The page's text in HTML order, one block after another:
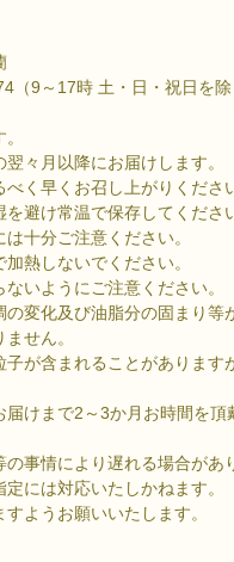
（9～17時 土・日・祝日を除
々月以降にお届けします。
く早くお召し上がりくださ
避け常温で保存してくださ
十分ご注意ください。
熱しないでください。
いようにご注意ください。
変化及び油脂分の固まり等
せん。
が含まれることがあります
けまで2～3か月お時間を頂
事情により遅れる場合があ
には対応いたしかねます。
ようお願いいたします。